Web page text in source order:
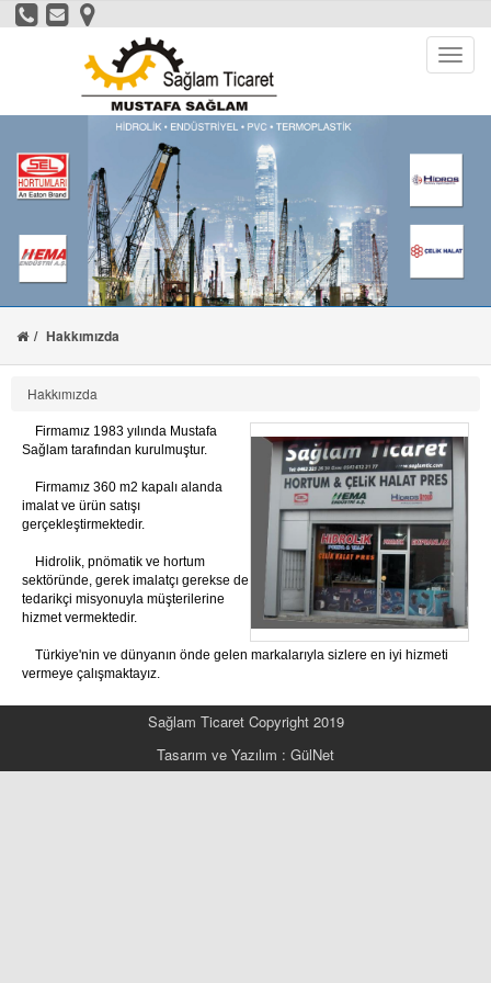
Hakkımızda
Hakkımızda
Firmamız 1983 yılında Mustafa
Sağlam tarafından kurulmuştur.
Firmamız 360 m2 kapalı alanda
imalat ve ürün satışı
gerçekleştirmektedir.
Hidrolik, pnömatik ve hortum
sektöründe, gerek imalatçı gerekse de
tedarikçi misyonuyla müşterilerine
hizmet vermektedir.
Türkiye'nin ve dünyanın önde gelen markalarıyla sizlere en iyi hizmeti
vermeye çalışmaktayız.
Sağlam Ticaret Copyright 2019
Tasarım ve Yazılım : GülNet